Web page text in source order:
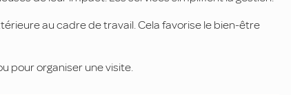
au cadre de travail. Cela favorise le bien-être
pour organiser une visite.